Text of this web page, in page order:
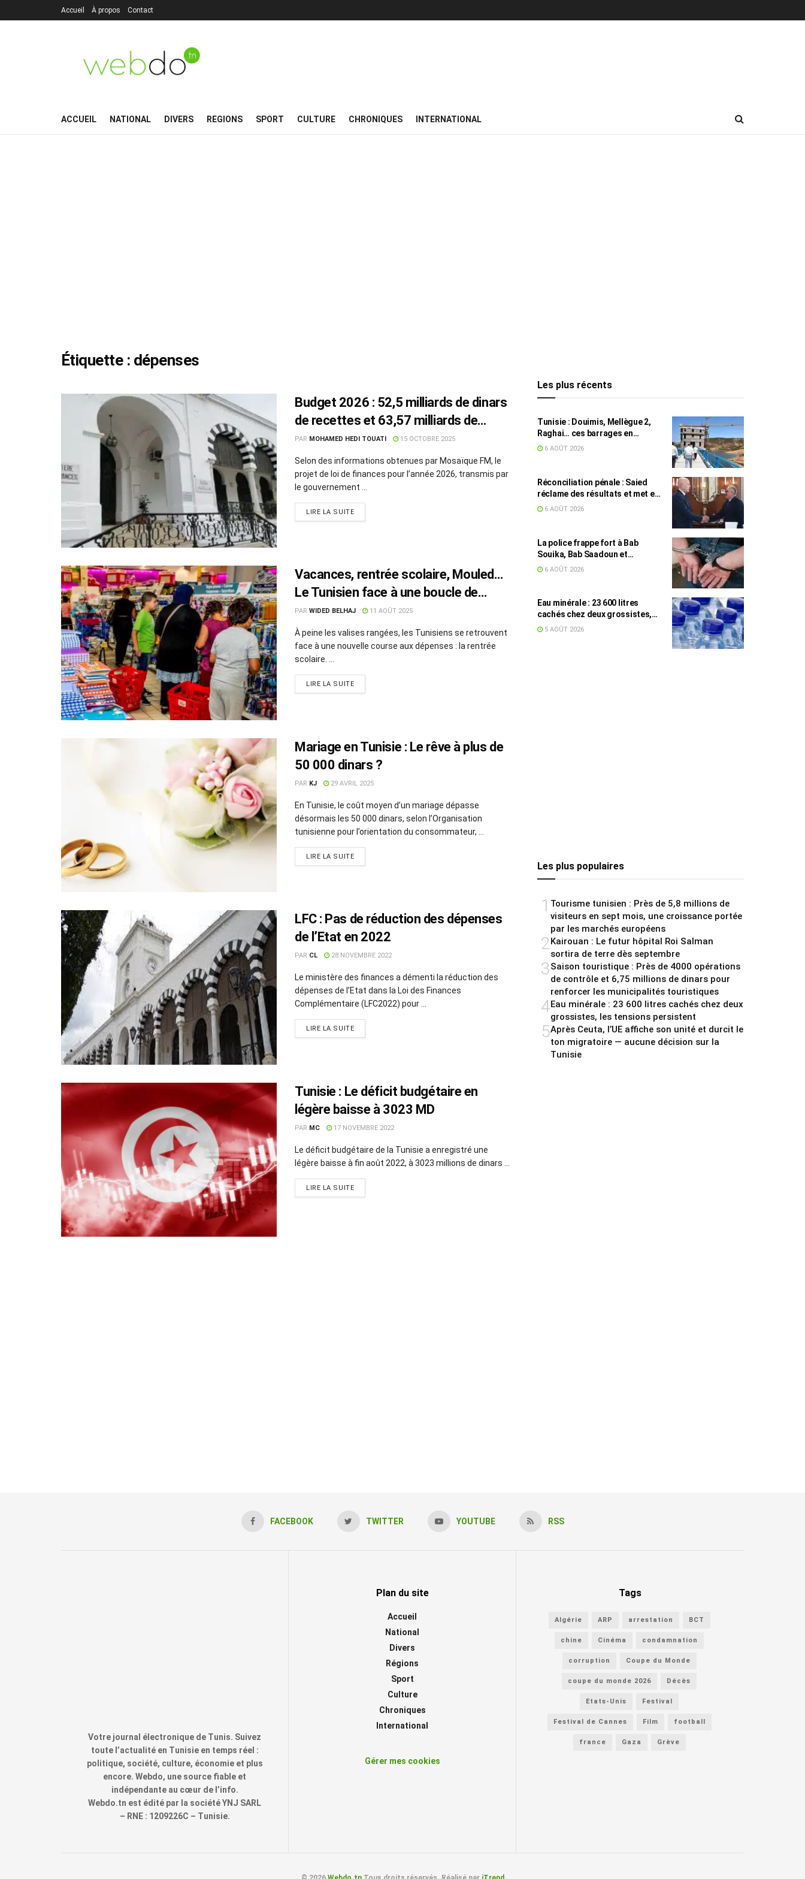
Accueil À propos Contact
ACCUEIL NATIONAL DIVERS REGIONS SPORT CULTURE CHRONIQUES INTERNATIONAL
Étiquette : dépenses
Budget 2026 : 52,5 milliards de dinars
de recettes et 63,57 milliards de
dépenses
PAR MOHAMED HEDI TOUATI 15 OCTOBRE 2025
Selon des informations obtenues par Mosaïque FM, le
projet de loi de finances pour l’année 2026, transmis par
le gouvernement ...
LIRE LA SUITE
Vacances, rentrée scolaire, Mouled…
Le Tunisien face à une boucle de
dépenses !
PAR WIDED BELHAJ 11 AOÛT 2025
À peine les valises rangées, les Tunisiens se retrouvent
face à une nouvelle course aux dépenses : la rentrée
scolaire. ...
LIRE LA SUITE
Mariage en Tunisie : Le rêve à plus de
50 000 dinars ?
PAR KJ 29 AVRIL 2025
En Tunisie, le coût moyen d’un mariage dépasse
désormais les 50 000 dinars, selon l’Organisation
tunisienne pour l’orientation du consommateur, ...
LIRE LA SUITE
LFC : Pas de réduction des dépenses
de l’Etat en 2022
PAR CL 28 NOVEMBRE 2022
Le ministère des finances a démenti la réduction des
dépenses de l’Etat dans la Loi des Finances
Complémentaire (LFC2022) pour ...
LIRE LA SUITE
Tunisie : Le déficit budgétaire en
légère baisse à 3023 MD
PAR MC 17 NOVEMBRE 2022
Le déficit budgétaire de la Tunisie a enregistré une
légère baisse à fin août 2022, à 3023 millions de dinars ...
LIRE LA SUITE
Les plus récents
Tunisie : Douimis, Mellègue 2,
Raghai… ces barrages en
construction qui pourraient
6 AOÛT 2026
Réconciliation pénale : Saied
réclame des résultats et met en
garde contre les retards
6 AOÛT 2026
La police frappe fort à Bab
Souika, Bab Saadoun et
Halfaouine : 15 individus
6 AOÛT 2026
Eau minérale : 23 600 litres
cachés chez deux grossistes,
les tensions persistent
5 AOÛT 2026
Les plus populaires
1 Tourisme tunisien : Près de 5,8 millions de
visiteurs en sept mois, une croissance portée
par les marchés européens
2Kairouan : Le futur hôpital Roi Salman
sortira de terre dès septembre
3Saison touristique : Près de 4000 opérations
de contrôle et 6,75 millions de dinars pour
renforcer les municipalités touristiques
4Eau minérale : 23 600 litres cachés chez deux
grossistes, les tensions persistent
5Après Ceuta, l’UE affiche son unité et durcit le
ton migratoire — aucune décision sur la
Tunisie
FACEBOOK TWITTER YOUTUBE RSS
Votre journal électronique de Tunis. Suivez
toute l’actualité en Tunisie en temps réel :
politique, société, culture, économie et plus
encore. Webdo, une source fiable et
indépendante au cœur de l’info.
Webdo.tn est édité par la société YNJ SARL
– RNE : 1209226C – Tunisie.
Plan du site
Accueil
National
Divers
Régions
Sport
Culture
Chroniques
International
Gérer mes cookies
Tags
Algérie ARP arrestation BCT
chine Cinéma condamnation
corruption Coupe du Monde
coupe du monde 2026 Décès
Etats-Unis Festival
Festival de Cannes Film football
france Gaza Grève